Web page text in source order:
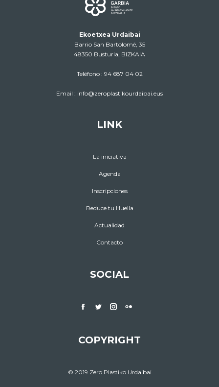
Ekoetxea Urdaibai
Barrio San Bartolomé, 35
48350 Busturia, BIZKAIA
Teléfono : 94 687 04 02
Email : info@zeroplastikourdaibai.eus
LINK
La iniciativa
Agenda
Inscripciones
Reduce tu Huella
Actualidad
Contacto
SOCIAL
COPYRIGHT
© 2019 Zero Plastiko Urdaibai